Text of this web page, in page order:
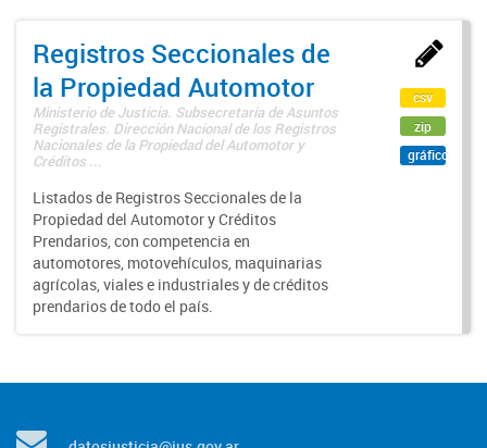
Registros Seccionales de
la Propiedad Automotor
Ministerio de Justicia. Subsecretaría de Asuntos
Registrales. Dirección Nacional de los Registros
Nacionales de la Propiedad del Automotor y
Créditos ...
Listados de Registros Seccionales de la
Propiedad del Automotor y Créditos
Prendarios, con competencia en
automotores, motovehículos, maquinarias
agrícolas, viales e industriales y de créditos
prendarios de todo el país.
csv
zip
gráfico